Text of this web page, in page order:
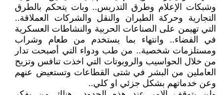
وشبكات الإعلام وطرق التدريس.. وبات يتحكم بالطرق
التجارية وحركة الطيران والنقل والشركات العملاقة..
التي تهيمن على الصناعات الحربية والنشاطات العسكرية
في الفضاء.. وانتهاء بما يستخدم من طعام وشراب
ومستلزمات شخصية.. من طب ودواء التي أصبحت تدار
من خلال الحواسيب والروبوتات التي اخذت تنافس وتزيح
العاملين من البشر في شتى القطاعات وتستعيض عنهم
وعن خدماتهم بشكل جزئي او كلي..